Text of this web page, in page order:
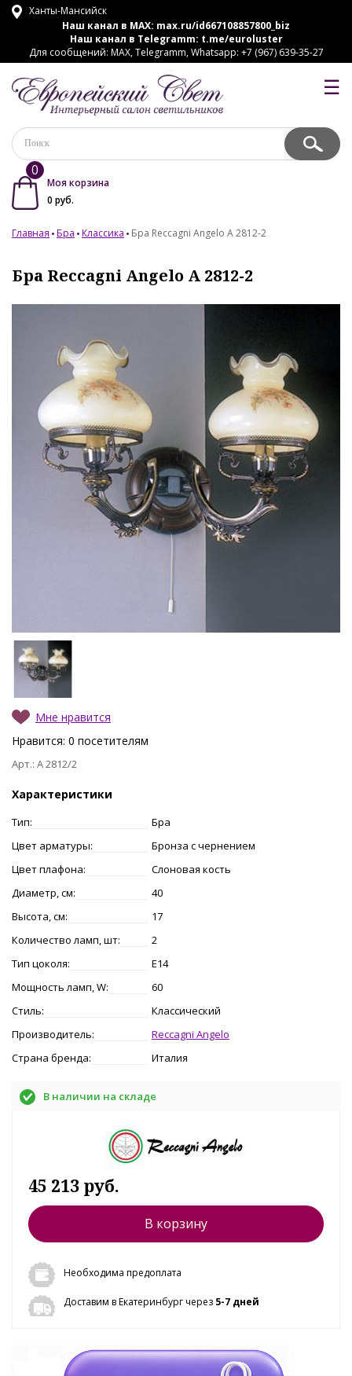
Ханты-Мансийск
Наш канал в MAX: max.ru/id667108857800_biz
Наш канал в Telegramm: t.me/euroluster
Для сообщений: MAX, Telegramm, Whatsapp: +7 (967) 639-35-27
☰
0
Моя корзина
0 руб.
Главная Бра Классика Бра Reccagni Angelo A 2812-2
Бра Reccagni Angelo A 2812-2
Мне нравится
Нравится: 0 посетителям
Арт.: A 2812/2
Характеристики
Тип:
Бра
Цвет арматуры:
Бронза с чернением
Цвет плафона:
Слоновая кость
Диаметр, см:
40
Высота, см:
17
Количество ламп, шт:
2
Тип цоколя:
E14
Мощность ламп, W:
60
Стиль:
Классический
Производитель:
Reccagni Angelo
Страна бренда:
Италия
В наличии на складе
45 213 руб.
В корзину
Необходима предоплата
Доставим в Екатеринбург через 5-7 дней